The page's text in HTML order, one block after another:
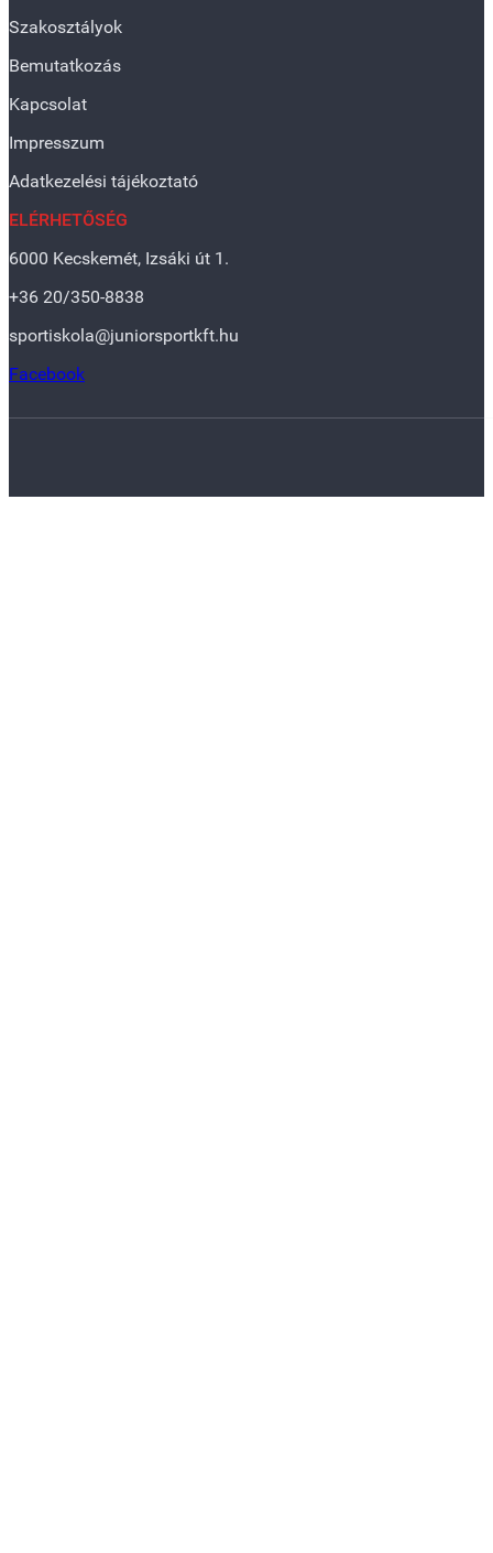
Szakosztályok
Bemutatkozás
Kapcsolat
Impresszum
Adatkezelési tájékoztató
ELÉRHETŐSÉG
6000 Kecskemét, Izsáki út 1.
+36 20/350-8838
sportiskola@juniorsportkft.hu
Facebook